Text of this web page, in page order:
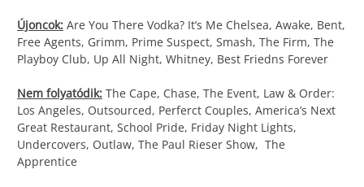
Újoncok: Are You There Vodka? It’s Me Chelsea, Awake, Bent,
Free Agents, Grimm, Prime Suspect, Smash, The Firm, The
Playboy Club, Up All Night, Whitney, Best Friedns Forever
Nem folyatódik: The Cape, Chase, The Event, Law & Order:
Los Angeles, Outsourced, Perferct Couples, America’s Next
Great Restaurant, School Pride, Friday Night Lights,
Undercovers, Outlaw, The Paul Rieser Show, The
Apprentice